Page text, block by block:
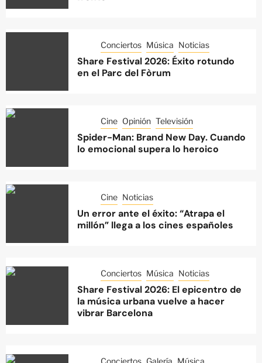
Conciertos Música Noticias
Share Festival 2026: Éxito rotundo
en el Parc del Fòrum
Cine Opinión Televisión
Spider-Man: Brand New Day. Cuando
lo emocional supera lo heroico
Cine Noticias
Un error ante el éxito: “Atrapa el
millón” llega a los cines españoles
Conciertos Música Noticias
Share Festival 2026: El epicentro de
la música urbana vuelve a hacer
vibrar Barcelona